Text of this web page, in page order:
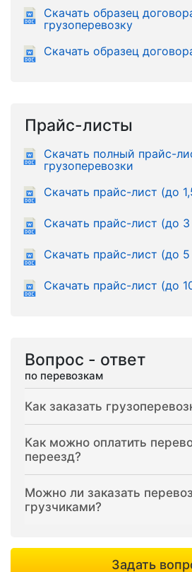
Скачать образец
грузоперевозку
Скачать образец
Прайс-листы
Скачать полный прайс-
грузоперевозки
Скачать прайс-лист (до
Скачать прайс-лист (до 3
Скачать прайс-лист (до 5
Скачать прайс-лист (до
Вопрос - ответ
по перевозкам
Как заказать
Как можно оплатить
переезд?
Можно ли заказать
грузчиками?
Задать